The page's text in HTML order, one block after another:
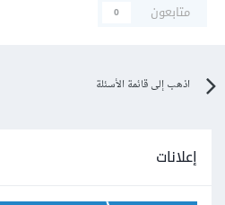
متابعون
0
اذهب إلى قائمة الأسئلة
إعلانات